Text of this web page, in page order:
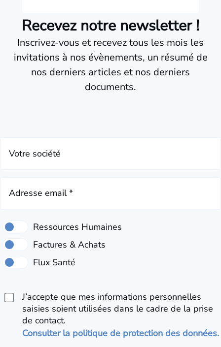
Recevez notre newsletter !
Inscrivez-vous et recevez tous les mois les
invitations à nos évènements, un résumé de
nos derniers articles et nos derniers
documents.
Votre société
Adresse email *
J’accepte que mes informations personnelles
saisies soient utilisées dans le cadre de la prise
de contact.
Consulter la politique de protection des données.